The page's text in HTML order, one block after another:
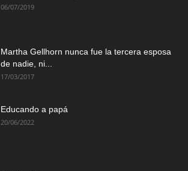
06/07/2019
Martha Gellhorn nunca fue la tercera esposa
de nadie, ni...
17/03/2017
Educando a papá
20/06/2022